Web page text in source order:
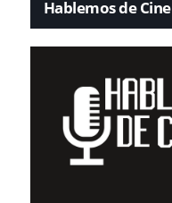
Hablemos de Cine